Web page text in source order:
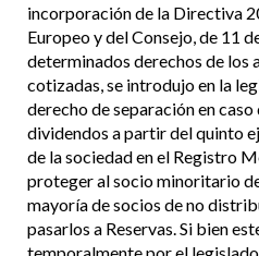
incorporación de la Directiva
Europeo y del Consejo, de 11
determinados derechos de los
cotizadas, se introdujo en la
derecho de separación en
dividendos a partir del quinto
de la sociedad en el Registro
proteger al socio minoritario
mayoría de socios de no
pasarlos a Reservas. Si bien